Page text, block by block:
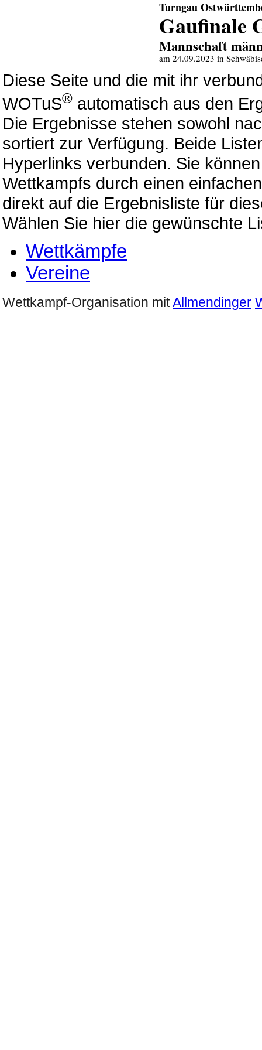
Turngau
Gaufinale
Mannschaft
am 24.09.2023 in
Diese Seite und die mit ihr
WOTuS® automatisch aus den
Die Ergebnisse stehen sowohl
sortiert zur Verfügung. Beide
Hyperlinks verbunden. Sie
Wettkampfs durch einen
direkt auf die Ergebnisliste für
Wählen Sie hier die gewünschte
Wettkämpfe
Vereine
Wettkampf-Organisation mitAllmendinger